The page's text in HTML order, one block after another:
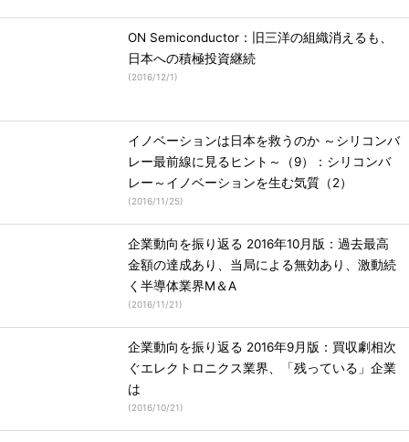
ON Semiconductor：旧三洋の組織消えるも、
日本への積極投資継続
(2016/12/1)
イノベーションは日本を救うのか ～シリコンバ
レー最前線に見るヒント～（9）：シリコンバ
レー～イノベーションを生む気質（2）
(2016/11/25)
企業動向を振り返る 2016年10月版：過去最高
金額の達成あり、当局による無効あり、激動続
く半導体業界M＆A
(2016/11/21)
企業動向を振り返る 2016年9月版：買収劇相次
ぐエレクトロニクス業界、「残っている」企業
は
(2016/10/21)